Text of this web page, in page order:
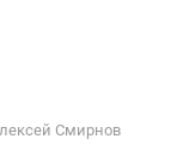
Смирнов